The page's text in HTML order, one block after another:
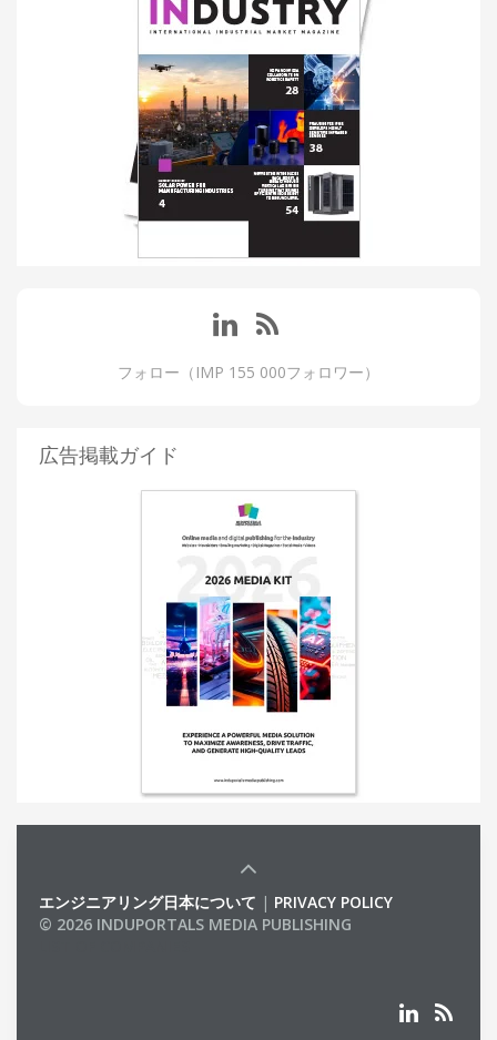
フォロー（IMP 155 000フォロワー）
広告掲載ガイド
エンジニアリング日本について | PRIVACY POLICY
© 2026 INDUPORTALS MEDIA PUBLISHING